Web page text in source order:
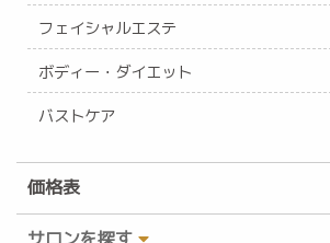
フェイシャルエステ
ボディー・ダイエット
バストケア
価格表